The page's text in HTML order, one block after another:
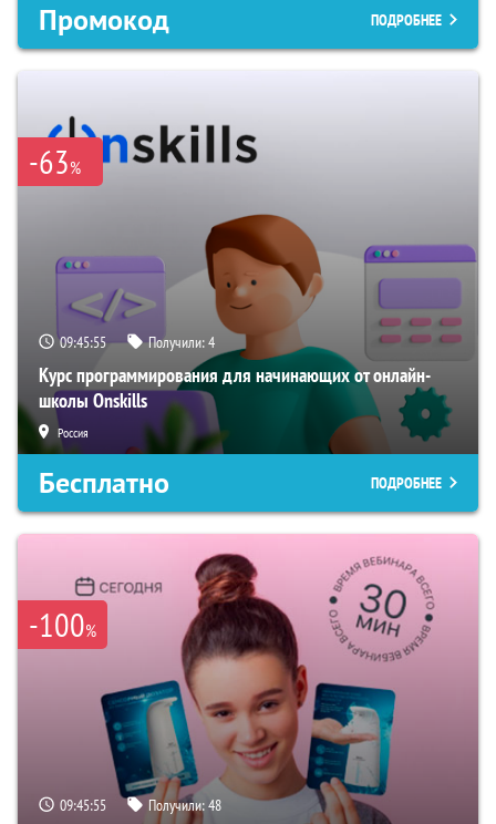
Промокод ПОДРОБНЕЕ
-63%
09:45:54 Получили:4
Курс программирования для начинающих от онлайн-
школы Onskills
Россия
Бесплатно ПОДРОБНЕЕ
-100%
09:45:54 Получили:48